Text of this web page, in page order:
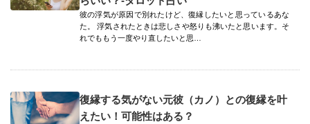
彼の浮気が原因で別れたけど、復縁したいと思っているあな
た。 浮気されたときは悲しさや怒りも沸いたと思います。そ
れでももう一度やり直したいと思…
復縁する気がない元彼（カノ）との復縁を叶
えたい！可能性はある？